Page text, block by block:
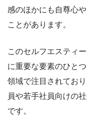
感のほかにも自尊心
ことがあります。
このセルフエスティ
に重要な要素のひと
領域で注目されてお
員や若手社員向けの
です。